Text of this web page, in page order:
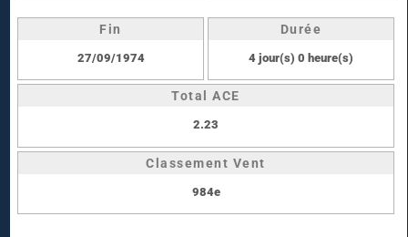
Fin
27/09/1974
Durée
4 jour(s) 0 heure(s)
Total ACE
2.23
Classement Vent
984e